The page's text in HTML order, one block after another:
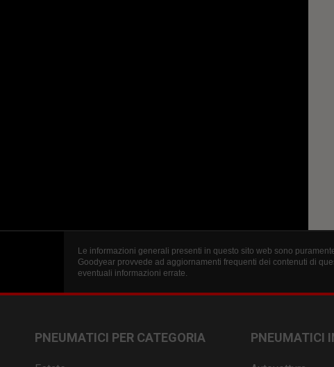
Le informazioni generali presenti in questo sito web sono
Goodyear provvede ad aggiornamenti frequenti dei contenuti di
eventuali informazioni errate.
PNEUMATICI PER CATEGORIA PNEUMATICI